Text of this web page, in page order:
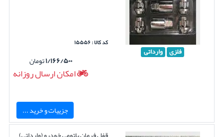
فلزی وارداتی
کد کالا : ۱۵۵۵۶
۱/۱۶۶/۵۰۰تومان
امکان ارسال روزانه
جزییات و خرید ...